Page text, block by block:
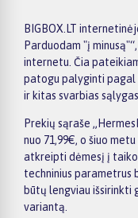
BIGBOX.LT
Parduodam "į
internetu. Čia
patogu palyginti pagal
ir kitas svarbias sąlygas.
Prekių sąraše
nuo 71,99€, o šiuo
atkreipti dėmesį į
techninius parametrus
būtų lengviau išsirinkti
variantą.